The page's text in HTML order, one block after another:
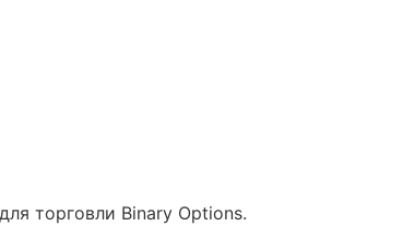
торговли Binary Options.